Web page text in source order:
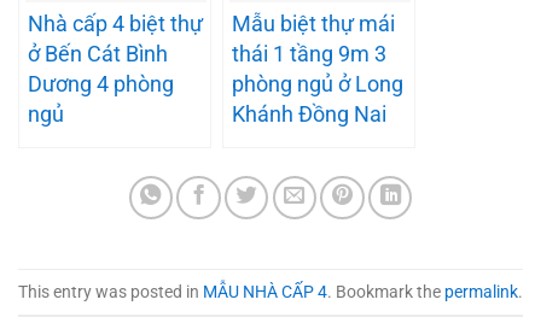
Nhà cấp 4 biệt thự
ở Bến Cát Bình
Dương 4 phòng
ngủ
Mẫu biệt thự mái
thái 1 tầng 9m 3
phòng ngủ ở Long
Khánh Đồng Nai
This entry was posted in MẪU NHÀ CẤP 4. Bookmark the permalink.